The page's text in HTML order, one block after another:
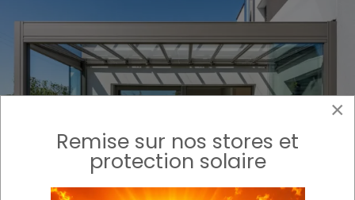
×
Remise sur nos stores et
protection solaire